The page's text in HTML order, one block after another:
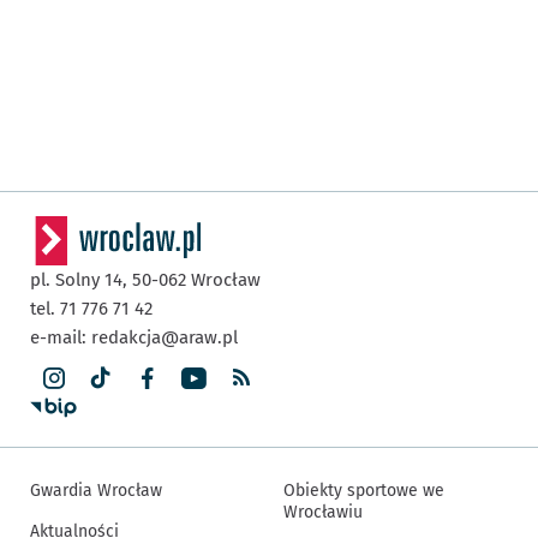
pl. Solny 14, 50-062 Wrocław
tel. 71 776 71 42
e-mail: redakcja@araw.pl
Gwardia Wrocław
Aktualności
Obiekty sportowe we
Wrocławiu